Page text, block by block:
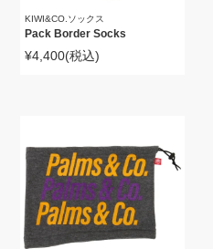
KIWI&CO.ソックス
Pack Border Socks
¥4,400(税込)